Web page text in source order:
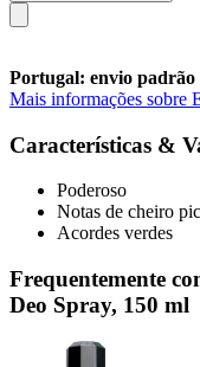
Portugal: envio
Mais informações sobre
Características &
Poderoso
Notas de cheiro
Acordes verdes
Frequentemente
Deo Spray, 150 ml